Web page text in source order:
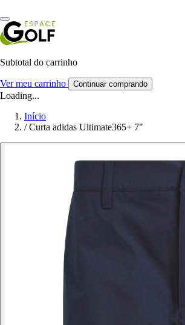
Subtotal do carrinho
Ver meu carrinho Continuar comprando
Loading...
Início
/ Curta adidas Ultimate365+ 7"